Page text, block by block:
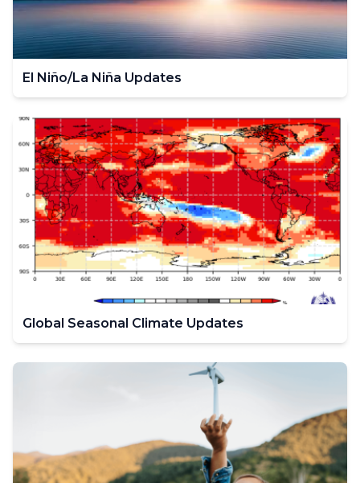
El Niño/La Niña Updates
Global Seasonal Climate Updates